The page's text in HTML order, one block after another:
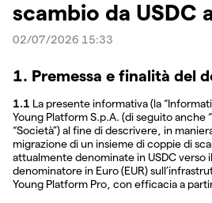
scambio da USDC
02/07/2026 15:33
1. Premessa e finalità del
1.1 La presente informativa (la
Young Platform S.p.A. (di seguito anche
“Società”) al fine di descrivere, in
migrazione di un insieme di coppie di
attualmente denominate in USDC verso
denominatore in Euro (EUR)
Young Platform Pro, con efficacia a